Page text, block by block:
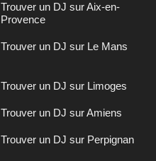
Trouver un DJ sur Aix-en-
Provence
Trouver un DJ sur Le Mans
Trouver un DJ sur Limoges
Trouver un DJ sur Amiens
Trouver un DJ sur Perpignan